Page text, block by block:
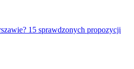
15 sprawdzonych propozycji